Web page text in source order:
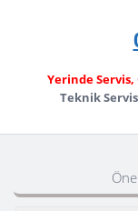
Yerinde
Teknik